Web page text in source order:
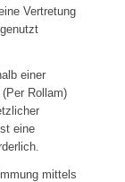
Vertretung
einer
Rollam)
eine
mittels